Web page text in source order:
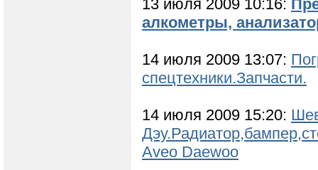
13 июля 2009 10:16:
алкометры,
14 июля 2009 13:07:
спецтехники.Запчасти.
14 июля 2009 15:20:
Avеo Daewoo